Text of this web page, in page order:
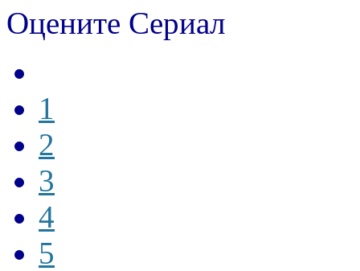
Оцените Сериал
1
2
3
4
5